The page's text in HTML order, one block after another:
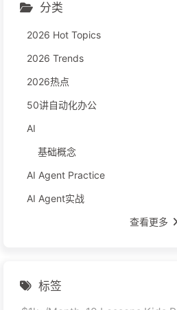
分类
2026 Hot Topics
2026 Trends
2026热点
50讲自动化办公
AI
基础概念
AI Agent Practice
AI Agent实战
查看更多
标签